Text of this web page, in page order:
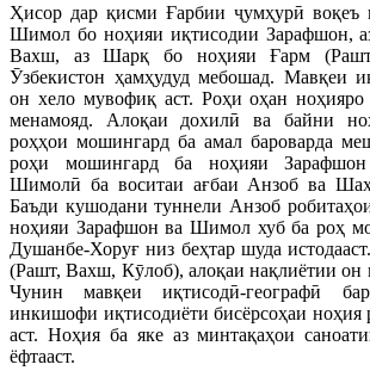
Ҳисор дар қисми Ғарбии ҷумҳурӣ воқеъ
Шимол бо ноҳияи иқтисодии Зарафшон,
Вахш, аз Шарқ бо ноҳияи Ғарм
Ӯзбекистон ҳамҳудуд мебошад. Мавқеи
он хело мувофиқ аст. Роҳи оҳан
менамояд. Алоқаи дохилӣ ва байни
роҳҳои мошингард ба амал бароварда
роҳи мошингард ба ноҳияи
Шимолӣ ба воситаи ағбаи Анзоб ва
Баъди кушодани туннели Анзоб
ноҳияи Зарафшон ва Шимол хуб ба роҳ
Душанбе-Хоруғ низ беҳтар шуда
(Рашт, Вахш, Кӯлоб), алоқаи нақлиётии он
Чунин мавқеи иқтисодӣ-географӣ
инкишофи иқтисодиёти бисёрсоҳаи ноҳия
аст. Ноҳия ба яке аз минтақаҳои
ёфтааст.